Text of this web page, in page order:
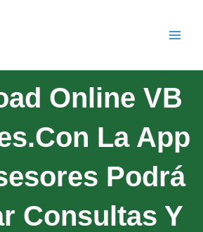
Online VB
La App
Podrá
Consultas Y